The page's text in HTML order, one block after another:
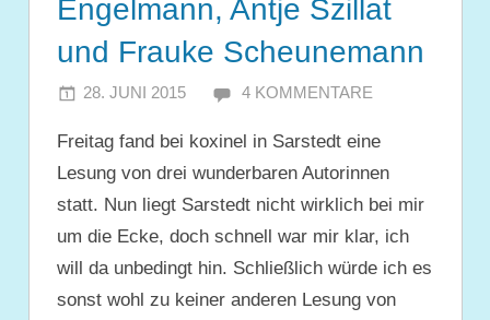
Engelmann, Antje Szillat
und Frauke Scheunemann
28. JUNI 2015 JULIA
4 KOMMENTARE
Freitag fand bei koxinel in Sarstedt eine
Lesung von drei wunderbaren Autorinnen
statt. Nun liegt Sarstedt nicht wirklich bei mir
um die Ecke, doch schnell war mir klar, ich
will da unbedingt hin. Schließlich würde ich es
sonst wohl zu keiner anderen Lesung von